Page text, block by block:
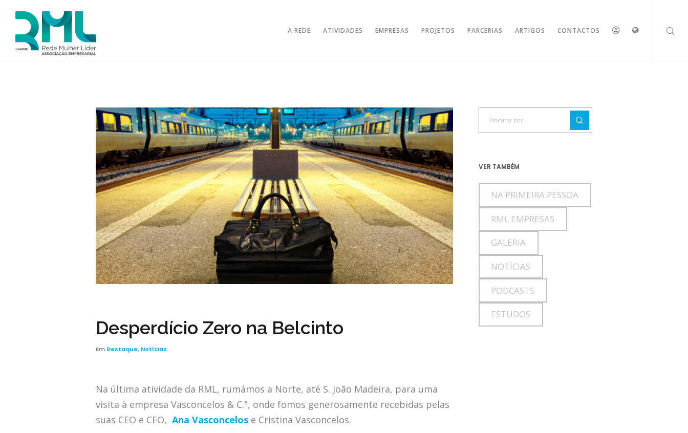
A REDE ATIVIDADES EMPRESAS PROJETOS PARCERIAS ARTIGOS CONTACTOS ESPAÇOIDIOMAS
Desperdício Zero na Belcinto
Em Destaque, Notícias
Na última atividade da RML, rumámos a Norte, até S. João Madeira, para uma
visita à empresa Vasconcelos & C.ª, onde fomos generosamente recebidas pelas
suas CEO e CFO, Ana Vasconcelos e Cristina Vasconcelos.
VER TAMBÉM
NA PRIMEIRA PESSOA
RML EMPRESAS
GALERIA
NOTÍCIAS
PODCASTS
ESTUDOS